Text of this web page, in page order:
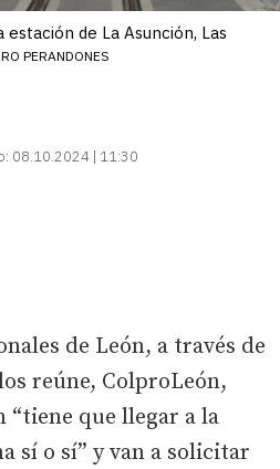
de La Asunción, Las
PERANDONES
08.10.2024 | 11:30
de León, a través de
reúne, ColproLeón,
que llegar a la
sí o sí” y van a solicitar